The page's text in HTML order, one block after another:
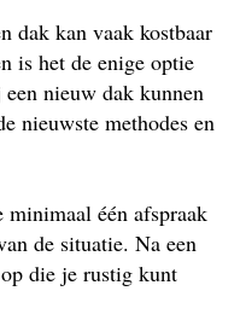
dak kan vaak kostbaar
is het de enige optie
nieuw dak kunnen
nieuwste methodes en
één afspraak
de situatie. Na een
die je rustig kunt